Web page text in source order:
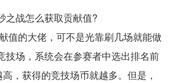
之战怎么获取贡献值?
值的大佬，可不是光靠刷几场就能做
技场，系统会在参赛者中选出排名前
，获得的竞技场币就越多。但是，